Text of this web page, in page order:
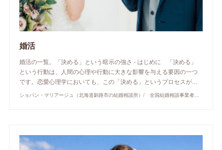
婚活
婚活の一覧。「決める」という暗示の強さ - はじめに 「決める」
という行動は、人間の心理や行動に大きな影響を与える要因の一つ
です。恋愛心理学においても、この「決める」というプロセスが…
ショパン・マリアージュ（北海道釧路市の結婚相談所）/ 全国結婚相談事業者連盟正規加盟店 / cherry-piano.com